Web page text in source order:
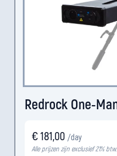
Redrock One-
€ 181,00 /day
Alle prijzen zijn exclusief 21% btw.